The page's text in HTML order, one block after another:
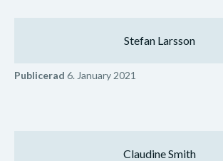
Stefan Larsson
Publicerad 6. January 2021
Claudine Smith